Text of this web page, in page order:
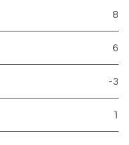
8
6
-3
1